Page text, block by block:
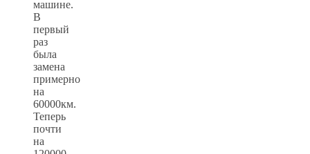
машине.
В
первый
раз
была
замена
примерно
на
60000км.
Теперь
почти
на